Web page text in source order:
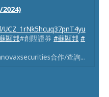
2024)
顯邦#創陞證券#蘇顯邦 #
合作/查詢...